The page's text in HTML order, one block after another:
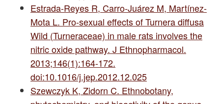
Estrada-Reyes R, Carro-Juárez M, Martínez-
Mota L. Pro-sexual effects of Turnera diffusa
Wild (Turneraceae) in male rats involves the
nitric oxide pathway. J Ethnopharmacol.
2013;146(1):164-172.
doi:10.1016/j.jep.2012.12.025
Szewczyk K, Zidorn C. Ethnobotany,